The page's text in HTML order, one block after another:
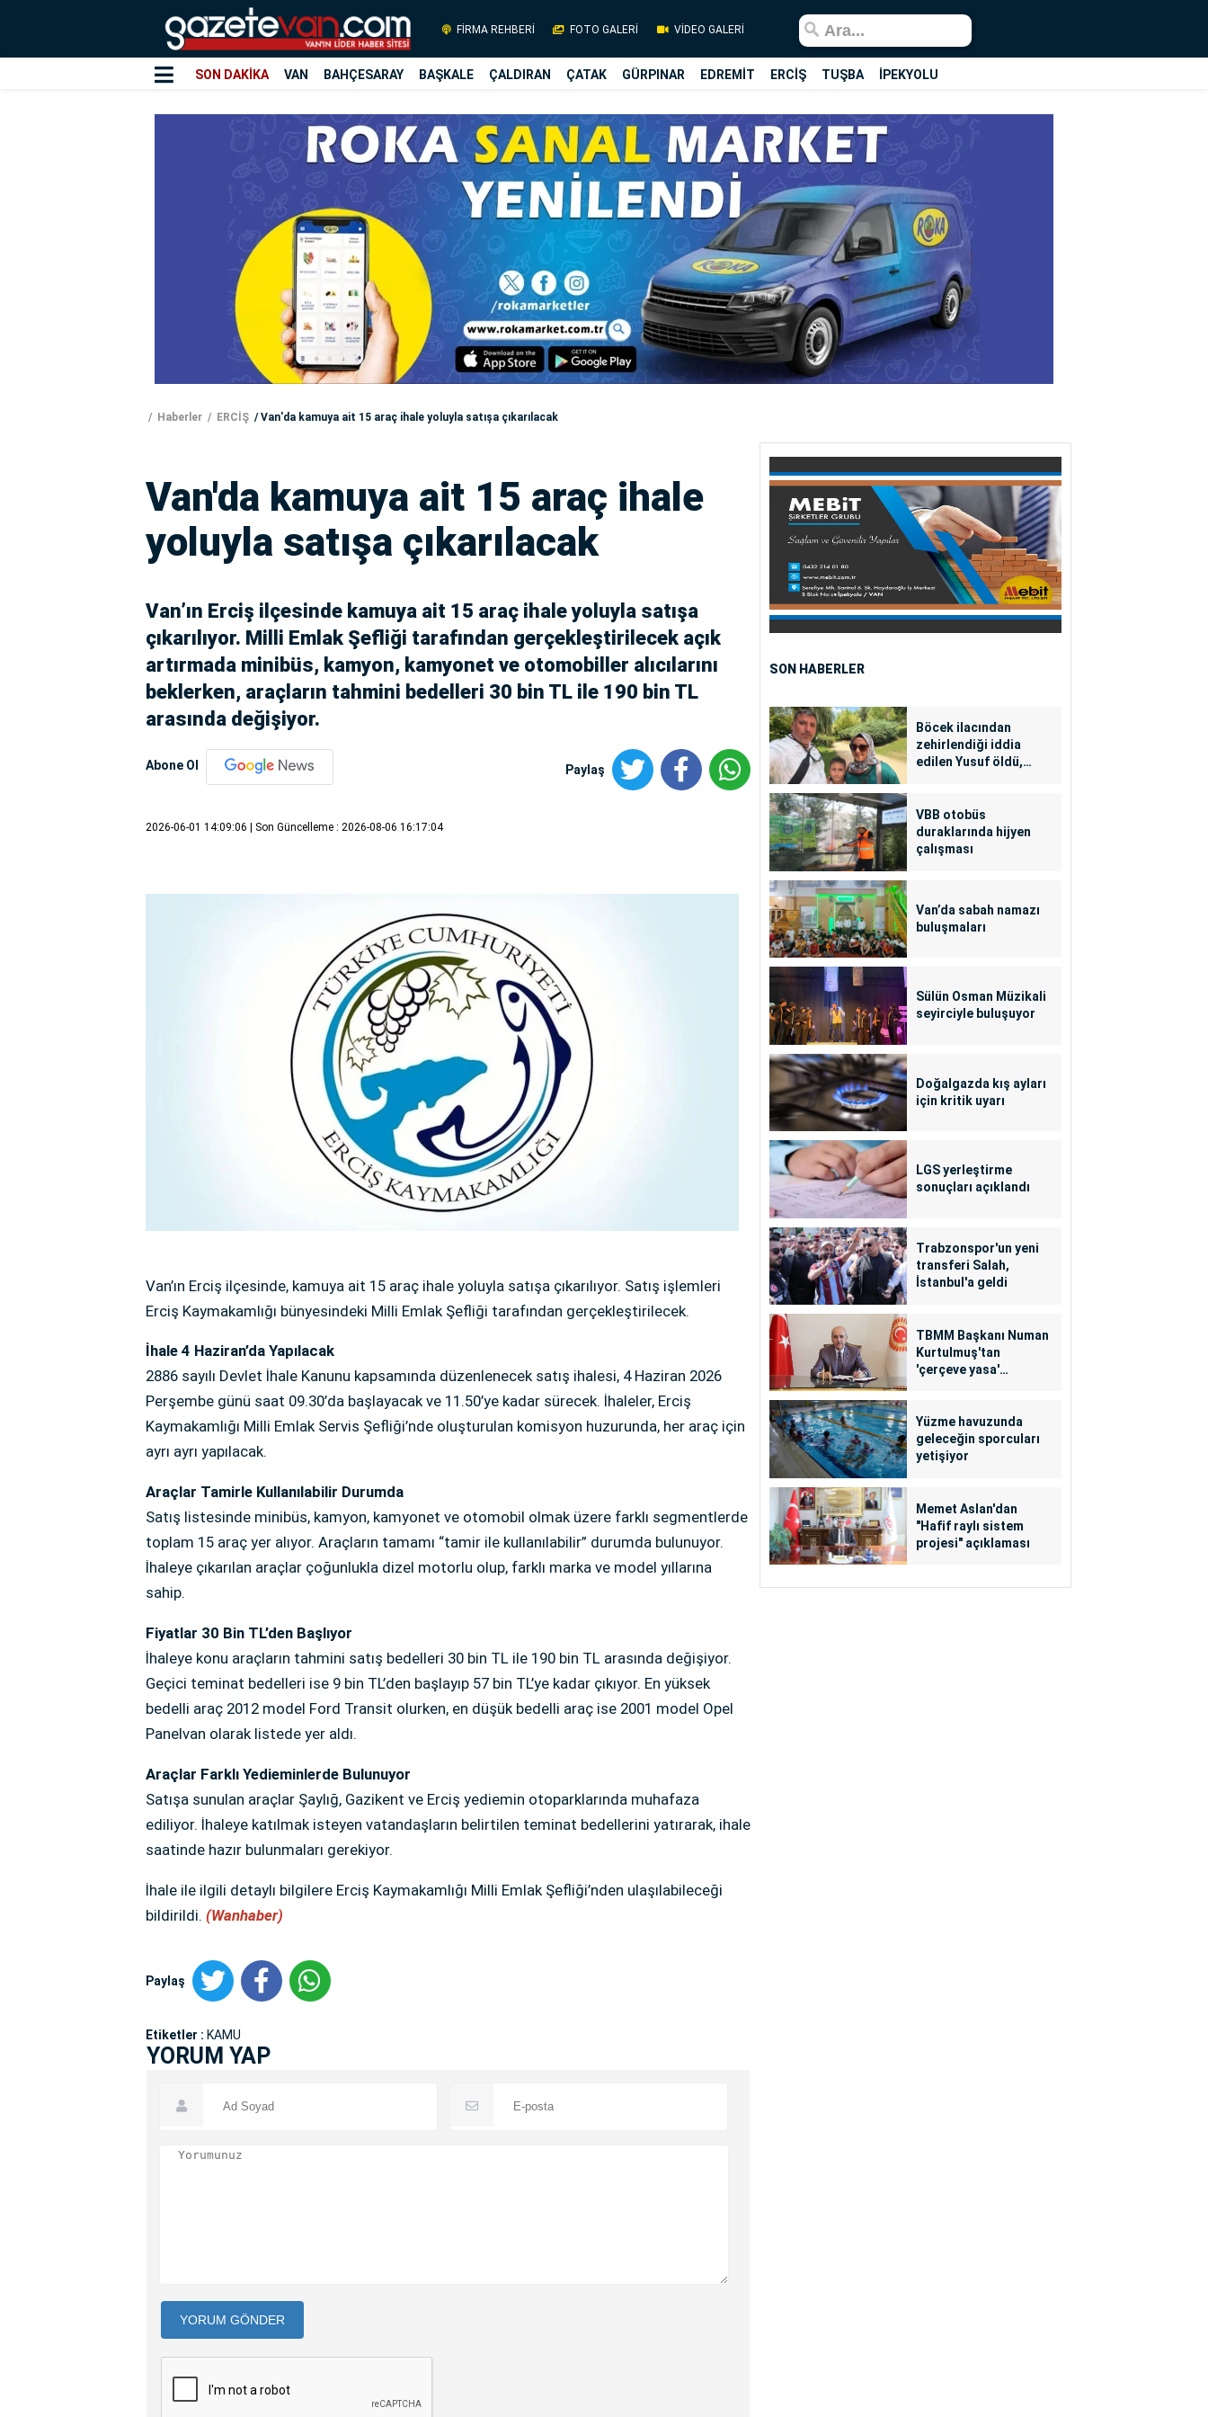
FİRMA REHBERİ FOTO GALERİ VİDEO GALERİ
SON DAKİKA VAN BAHÇESARAY BAŞKALE ÇALDIRAN ÇATAK GÜRPINAR EDREMİT ERCİŞ TUŞBA İPEKYOLU
Haberler ERCİŞ Van'da kamuya ait 15 araç ihale yoluyla satışa çıkarılacak
Van'da kamuya ait 15 araç ihale
yoluyla satışa çıkarılacak
Van’ın Erciş ilçesinde kamuya ait 15 araç ihale yoluyla satışa
çıkarılıyor. Milli Emlak Şefliği tarafından gerçekleştirilecek açık
artırmada minibüs, kamyon, kamyonet ve otomobiller alıcılarını
beklerken, araçların tahmini bedelleri 30 bin TL ile 190 bin TL
arasında değişiyor.
Abone Ol Paylaş
2026-06-01 14:09:06 | Son Güncelleme : 2026-08-06 16:17:04
Van’ın Erciş ilçesinde, kamuya ait 15 araç ihale yoluyla satışa çıkarılıyor. Satış işlemleri
Erciş Kaymakamlığı bünyesindeki Milli Emlak Şefliği tarafından gerçekleştirilecek.
İhale 4 Haziran’da Yapılacak
2886 sayılı Devlet İhale Kanunu kapsamında düzenlenecek satış ihalesi, 4 Haziran 2026
Perşembe günü saat 09.30’da başlayacak ve 11.50’ye kadar sürecek. İhaleler, Erciş
Kaymakamlığı Milli Emlak Servis Şefliği’nde oluşturulan komisyon huzurunda, her araç için
ayrı ayrı yapılacak.
Araçlar Tamirle Kullanılabilir Durumda
Satış listesinde minibüs, kamyon, kamyonet ve otomobil olmak üzere farklı segmentlerde
toplam 15 araç yer alıyor. Araçların tamamı “tamir ile kullanılabilir” durumda bulunuyor.
İhaleye çıkarılan araçlar çoğunlukla dizel motorlu olup, farklı marka ve model yıllarına
sahip.
Fiyatlar 30 Bin TL’den Başlıyor
İhaleye konu araçların tahmini satış bedelleri 30 bin TL ile 190 bin TL arasında değişiyor.
Geçici teminat bedelleri ise 9 bin TL’den başlayıp 57 bin TL’ye kadar çıkıyor. En yüksek
bedelli araç 2012 model Ford Transit olurken, en düşük bedelli araç ise 2001 model Opel
Panelvan olarak listede yer aldı.
Araçlar Farklı Yedieminlerde Bulunuyor
Satışa sunulan araçlar Şaylığ, Gazikent ve Erciş yediemin otoparklarında muhafaza
ediliyor. İhaleye katılmak isteyen vatandaşların belirtilen teminat bedellerini yatırarak, ihale
saatinde hazır bulunmaları gerekiyor.
İhale ile ilgili detaylı bilgilere Erciş Kaymakamlığı Milli Emlak Şefliği’nden ulaşılabileceği
bildirildi. (Wanhaber)
Paylaş
Etiketler : KAMU
YORUM YAP
YORUM GÖNDER
SON HABERLER
Böcek ilacından
zehirlendiği iddia
edilen Yusuf öldü,
VBB otobüs
duraklarında hijyen
çalışması
Van’da sabah namazı
buluşmaları
Sülün Osman Müzikali
seyirciyle buluşuyor
Doğalgazda kış ayları
için kritik uyarı
LGS yerleştirme
sonuçları açıklandı
Trabzonspor'un yeni
transferi Salah,
İstanbul'a geldi
TBMM Başkanı Numan
Kurtulmuş'tan
'çerçeve yasa'
Yüzme havuzunda
geleceğin sporcuları
yetişiyor
Memet Aslan'dan
"Hafif raylı sistem
projesi" açıklaması